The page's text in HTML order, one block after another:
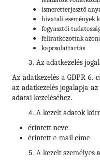
ismeretterjesztő
hivatali események
fogyasztói
feliratkozottak
kapcsolattartás
Az adatkezelés
Az adatkezelés a GDPR 6.
az adatkezelés jogalapja
adatai kezeléséhez.
A kezelt adatok
érintett neve
érintett e-mail címe
A kezelt személyes